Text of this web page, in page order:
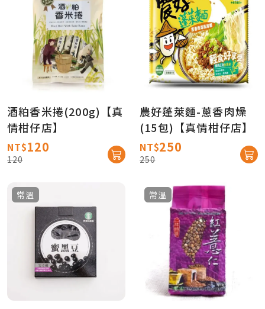
酒粕香米捲(200g)【真
情柑仔店】
NT$120
120
農好蓬萊麵-蔥香肉燥
(15包)【真情柑仔店】
NT$250
250
常溫 常溫